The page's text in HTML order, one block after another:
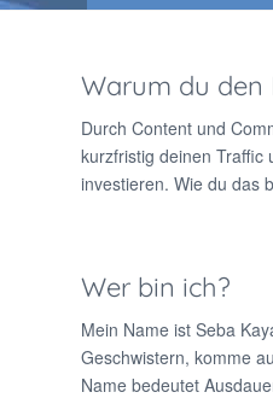
Warum du den
Durch Content und
kurzfristig deinen Traffic
investieren. Wie du das
Wer bin ich?
Mein Name ist Seba
Geschwistern, komme
Name bedeutet